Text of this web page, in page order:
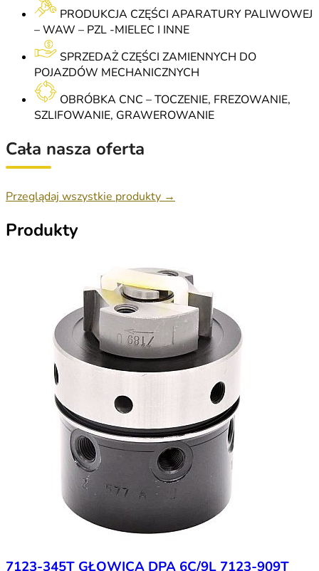
PRODUKCJA CZĘŚCI APARATURY PALIWOWEJ
– WAW – PZL -MIELEC I INNE
SPRZEDAŻ CZĘŚCI ZAMIENNYCH DO
POJAZDÓW MECHANICZNYCH
OBRÓBKA CNC – TOCZENIE, FREZOWANIE,
SZLIFOWANIE, GRAWEROWANIE
Cała nasza oferta
Przeglądaj wszystkie produkty →
Produkty
7123-345T GŁOWICA DPA 6C/9L 7123-909T